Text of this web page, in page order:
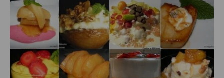
Cocina China
Cocina del Pacifico
Cocina filipina
Cocina de Hawái